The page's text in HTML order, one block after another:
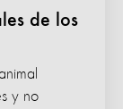
de los
y no